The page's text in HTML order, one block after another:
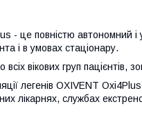
це повністю автономний і
і в умовах стаціонару.
вікових груп пацієнтів,
легенів OXIVENT
лікарнях, службах